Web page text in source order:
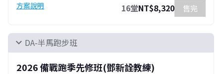
方案說明 16堂NT$8,320 售完
expand_more DA-半馬跑步班
2026 備戰跑季先修班(鄧新詮教練)